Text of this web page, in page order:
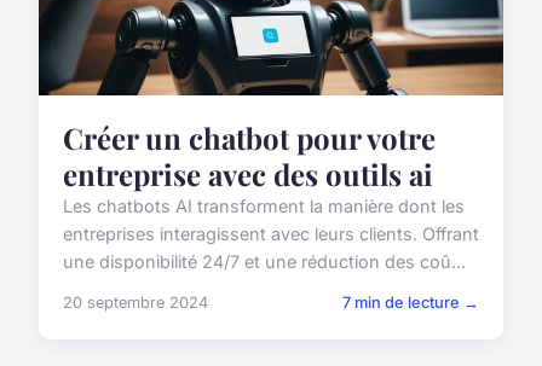
Créer un chatbot pour votre
entreprise avec des outils ai
Les chatbots AI transforment la manière dont les
entreprises interagissent avec leurs clients. Offrant
une disponibilité 24/7 et une réduction des coû...
20 septembre 2024 7 min de lecture →